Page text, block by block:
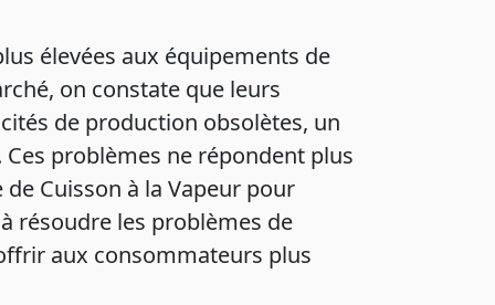
élevées aux équipements de
on constate que leurs
de production obsolètes, un
problèmes ne répondent plus
Cuisson à la Vapeur pour
résoudre les problèmes de
aux consommateurs plus